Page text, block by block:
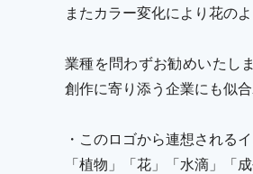
またカラー変化により花の
業種を問わずお勧めいたし
創作に寄り添う企業にも似合
・このロゴから連想される
「植物」「花」「水滴」「